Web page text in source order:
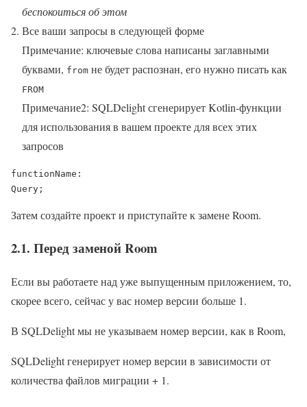
беспокоиться об этом
Все ваши запросы в следующей форме
Примечание: ключевые слова написаны заглавными
буквами, from не будет распознан, его нужно писать как
FROM
Примечание2: SQLDelight сгенерирует Kotlin-функции
для использования в вашем проекте для всех этих
запросов
functionName:
Query;
Затем создайте проект и приступайте к замене Room.
2.1. Перед заменой Room
Если вы работаете над уже выпущенным приложением, то,
скорее всего, сейчас у вас номер версии больше 1.
В SQLDelight мы не указываем номер версии, как в Room,
SQLDelight генерирует номер версии в зависимости от
количества файлов миграции + 1.